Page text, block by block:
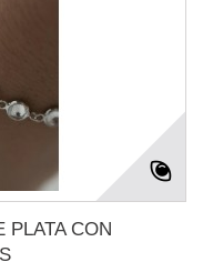
PLATA CON